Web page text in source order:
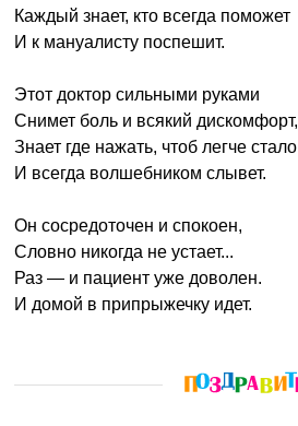
Каждый знает, кто всегда поможет
И к мануалисту поспешит.
Этот доктор сильными руками
Снимет боль и всякий дискомфорт,
Знает где нажать, чтоб легче стало
И всегда волшебником слывет.
Он сосредоточен и спокоен,
Словно никогда не устает...
Раз — и пациент уже доволен.
И домой в припрыжечку идет.